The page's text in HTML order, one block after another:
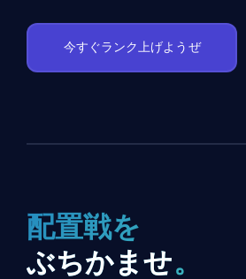
今すぐランク上げようぜ
配置戦を
ぶちかませ。